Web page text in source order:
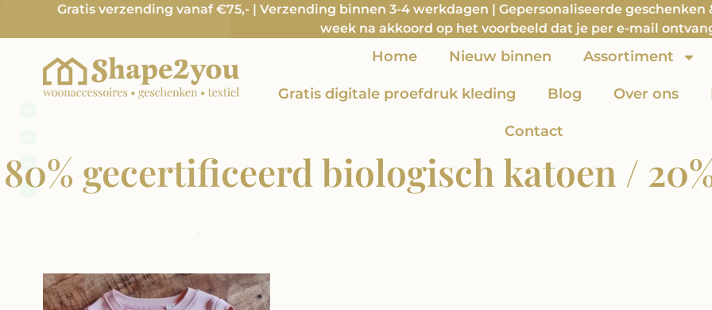
Gratis verzending vanaf €75,- | Verzending binnen 3-4 werkdagen | Gepersonaliseerde
week na akkoord op het voorbeeld dat je per e-mail
Home Nieuw binnen Assortiment
Gratis digitale proefdruk kleding Blog Over ons
Contact
80% gecertificeerd biologisch katoen /